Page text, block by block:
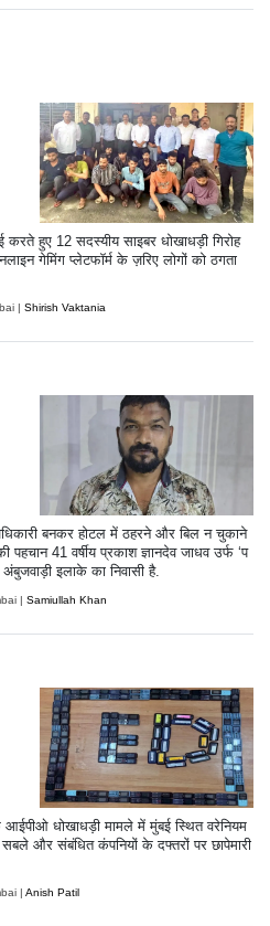
करते हुए 12 सदस्यीय साइबर धोखाधड़ी गिरोह
गेमिंग प्लेटफॉर्म के ज़रिए लोगों को ठगता
| Shirish Vaktania
बनकर होटल में ठहरने और बिल न चुकाने
41 वर्षीय प्रकाश ज्ञानदेव जाधव उर्फ ‘प
इलाके का निवासी है.
| Samiullah Khan
आईपीओ धोखाधड़ी मामले में मुंबई स्थित वरेनियम
और संबंधित कंपनियों के दफ्तरों पर छापेमारी
| Anish Patil